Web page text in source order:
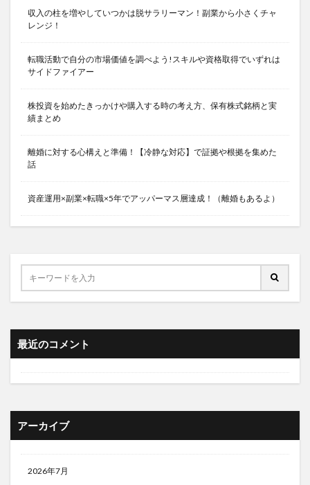
収入の柱を増やしていつかは脱サラリーマン！副業から小さくチャ
レンジ！
転職活動で自分の市場価値を調べよう!スキルや資格取得でいずれは
サイドファイアー
株投資を始めたきっかけや購入する時の考え方、保有株式銘柄と実
績まとめ
離婚に対する心構えと準備！【冷静な対応】で証拠や根拠を集めた
話
資産運用×副業×転職×5年でアッパーマス層達成！（離婚もあるよ）
最近のコメント
アーカイブ
2026年7月